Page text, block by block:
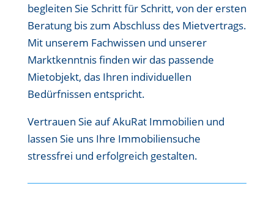
begleiten Sie Schritt für Schritt, von der ersten
Beratung bis zum Abschluss des Mietvertrags.
Mit unserem Fachwissen und unserer
Marktkenntnis finden wir das passende
Mietobjekt, das Ihren individuellen
Bedürfnissen entspricht.
Vertrauen Sie auf AkuRat Immobilien und
lassen Sie uns Ihre Immobiliensuche
stressfrei und erfolgreich gestalten.